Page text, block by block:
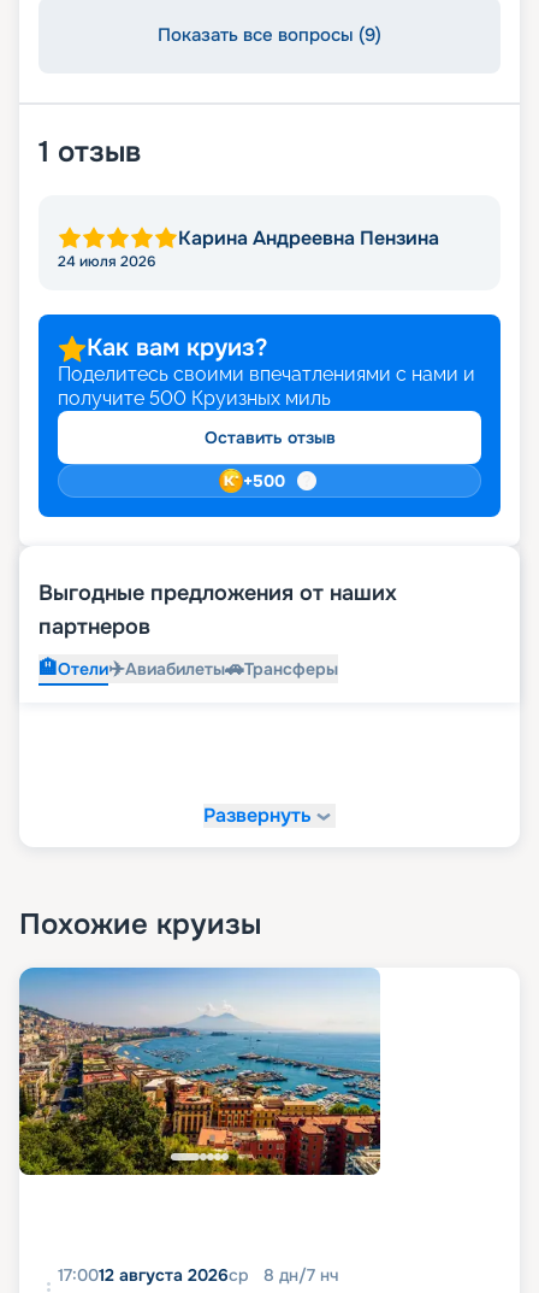
Показать все вопросы (9)
1 отзыв
Карина Андреевна Пензина
24 июля 2026
Как вам круиз?
Поделитесь своими впечатлениями с нами и
получите 500 Круизных миль
Оставить отзыв
+500
Выгодные предложения от наших
партнеров
🏨Отели✈️Авиабилеты🚗Трансферы
Развернуть
Похожие круизы
17:0012 августа 2026ср 8 дн/7 нч